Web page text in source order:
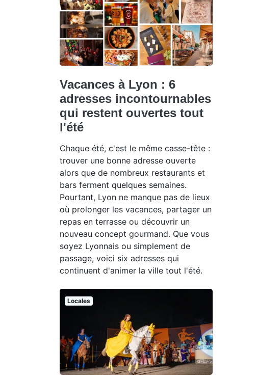
Vacances à Lyon : 6
adresses incontournables
qui restent ouvertes tout
l'été
Chaque été, c'est le même casse-tête :
trouver une bonne adresse ouverte
alors que de nombreux restaurants et
bars ferment quelques semaines.
Pourtant, Lyon ne manque pas de lieux
où prolonger les vacances, partager un
repas en terrasse ou découvrir un
nouveau concept gourmand. Que vous
soyez Lyonnais ou simplement de
passage, voici six adresses qui
continuent d'animer la ville tout l'été.
Locales